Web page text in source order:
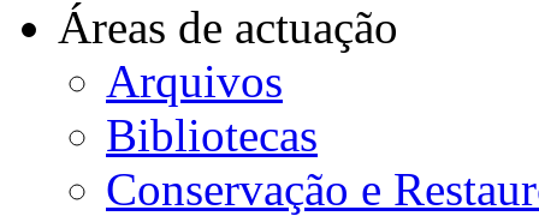
Áreas de actuação
Arquivos
Bibliotecas
Conservação e